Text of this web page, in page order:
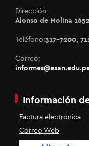
Dirección:
Alonso de Molina
Teléfono:317-7200,
Correo:
Información
Factura electrónica
Correo Web